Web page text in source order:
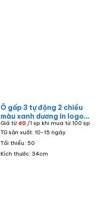
Ô gấp 3 tự động 2 chiều
màu xanh dương in logo
VIB OD-02
Giá từ₫0 /1 sp khi mua từ 100 sp
TG sản xuất: 10-15 ngày
Tối thiểu: 50
Kích thước: 34cm